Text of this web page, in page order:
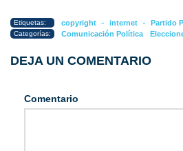
Etiquetas: copyright - internet - Partido
Categorías: Comunicación Política
DEJA UN COMENTARIO
Comentario